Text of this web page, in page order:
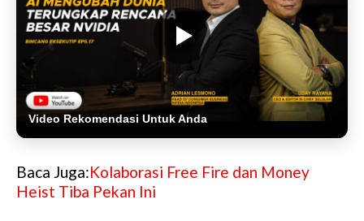
Video Rekomendasi Untuk Anda
Baca Juga:Kolaborasi Free Fire dan Money
Heist Tiba Pekan Ini